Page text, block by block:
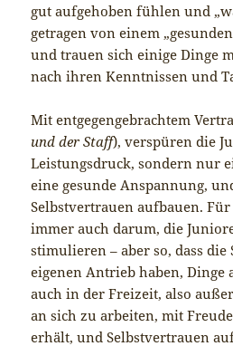
gut aufgehoben fühlen und
getragen von einem
und trauen sich einige Dinge
nach ihren Kenntnissen und
Mit entgegengebrachtem
und der Staff), verspüren die
Leistungsdruck, sondern nur
eine gesunde Anspannung,
Selbstvertrauen aufbauen.
immer auch darum, die
stimulieren – aber so, dass die
eigenen Antrieb haben, Dinge
auch in der Freizeit, also
an sich zu arbeiten, mit
erhält, und Selbstvertrauen